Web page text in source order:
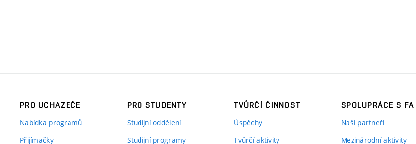
PRO UCHAZEČE
Nabídka programů
Přijímačky
PRO STUDENTY
Studijní oddělení
Studijní programy
TVŮRČÍ ČINNOST
Úspěchy
Tvůrčí aktivity
SPOLUPRÁCE S FA
Naši partneři
Mezinárodní aktivity